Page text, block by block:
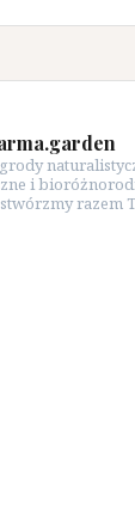
i
razem